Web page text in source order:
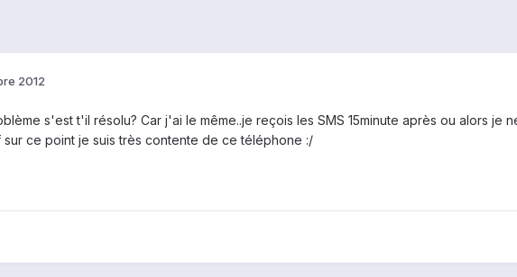
2012
s'est t'il résolu? Car j'ai le même..je reçois les SMS 15minute après ou alors je
sur ce point je suis très contente de ce téléphone :/